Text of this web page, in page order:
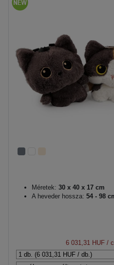
Méretek: 30 x 40 x 17 cm
A heveder hossza: 54 - 98
6 031,31 HUF/